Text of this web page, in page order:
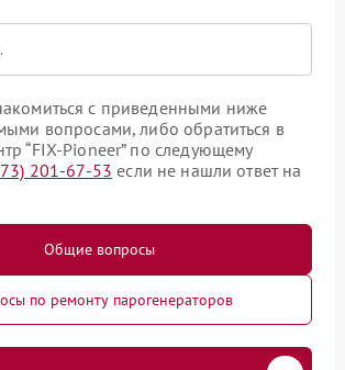
с приведенными ниже
вопросами, либо обратиться в
“FIX-Pioneer” по следующему
201-67-53 если не нашли ответ на
Общие вопросы
по ремонту парогенераторов